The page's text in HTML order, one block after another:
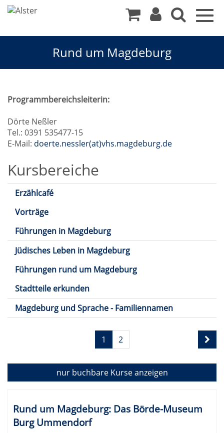
Rund um Magdeburg
Rund
um
Magdeburg
Programmbereichsleiterin:
Dörte Neßler
Tel.: 0391 535477-15
E-Mail: doerte.nessler(at)vhs.magdeburg.de
Kursbereiche
Erzählcafé
Vorträge
Führungen in Magdeburg
Jüdisches Leben in Magdeburg
Führungen rund um Magdeburg
Stadtteile erkunden
Magdeburg und Sprache - Familiennamen
1 2
nur buchbareKurse anzeigen
Tabellenüberschriften
können
sortiert
Rund um Magdeburg: Das Börde-Museum
Burg Ummendorf